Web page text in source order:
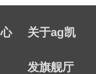
瑞侃：自复
恩斯: 电位
关于ag凯
发旗舰厅